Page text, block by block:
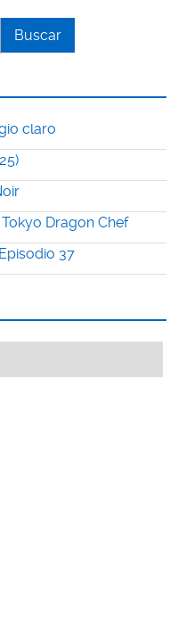
claro
Dragon Chef
37